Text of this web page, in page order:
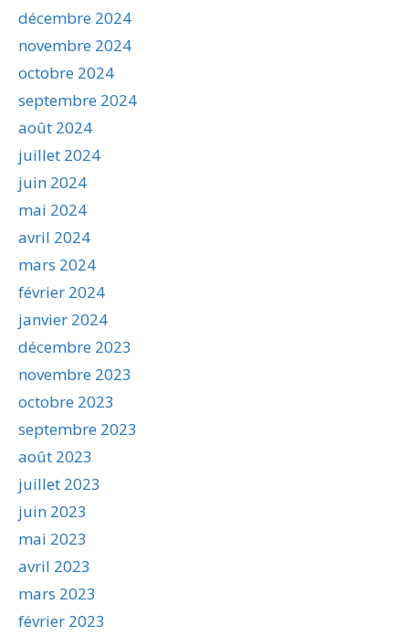
décembre 2024
novembre 2024
octobre 2024
septembre 2024
août 2024
juillet 2024
juin 2024
mai 2024
avril 2024
mars 2024
février 2024
janvier 2024
décembre 2023
novembre 2023
octobre 2023
septembre 2023
août 2023
juillet 2023
juin 2023
mai 2023
avril 2023
mars 2023
février 2023